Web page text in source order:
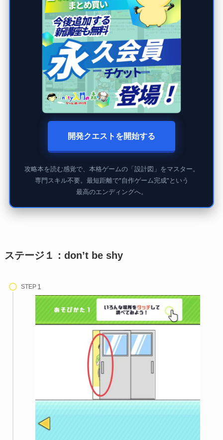
開発クエストを開始する
攻略本を読む感覚で、本格ゲームの「設計図」をマスター。
専門スキル不要。最短距離で"自作ゲーム完成"という
最高のエンディングへ。
ステージ１：don’t be shy
STEP